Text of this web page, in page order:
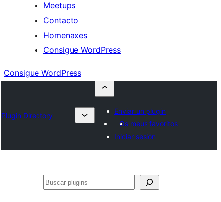
Meetups
Contacto
Homenaxes
Consigue WordPress
Consigue WordPress
Plugin Directory
Enviar un plugin
Os meus favoritos
Iniciar sesión
Buscar